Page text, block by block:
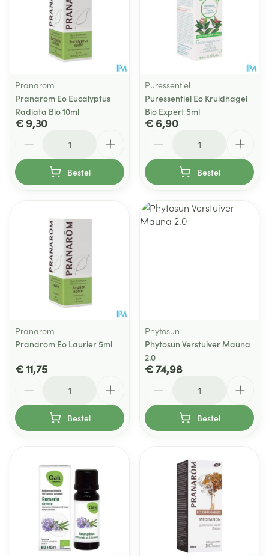
Pranarom
Pranarom Eo Eucalyptus
Radiata Bio 10ml
€ 9,30
Bestel
Puressentiel
Puressentiel Eo Kruidnagel
Bio Expert 5ml
€ 6,90
Bestel
Pranarom
Pranarom Eo Laurier 5ml
€ 11,75
Bestel
Phytosun
Phytosun Verstuiver Mauna
2.0
€ 74,98
Bestel